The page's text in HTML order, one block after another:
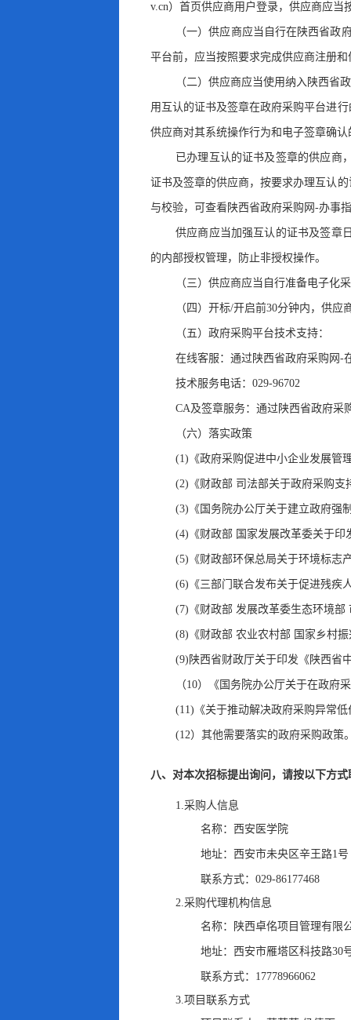
v.cn）首页供应商用户登录，供应商应当
（一）供应商应当自行在陕西省政
平台前， 应当按照要求完成供应商注册
（二）供应商应当使用纳入陕西省
用互认的证书及签章在政府采购平台进
供应商对其系统操作行为和电子签章确
已办理互认的证书及签章的供应商
证书及签章的供应商，按要求办理互认
与校验， 可查看陕西省政府采购网-办事
供应商应当加强互认的证书及签章
的内部授权管理 ， 防止非授权操作。
（三）供应商应当自行准备电子化
（四）开标/开启前30分钟内 ， 供应
（五）政府采购平台技术支持：
在线客服：通过陕西省政府采购网-
技术服务电话：029-96702
CA及签章服务：通过陕西省政府采
（六）落实政策
(1)《政府采购促进中小企业发展管
(2)《财政部 司法部关于政府采购支
(3)《国务院办公厅关于建立政府强
(4)《财政部 国家发展改革委关于印
(5)《财政部环保总局关于环境标志
(6)《三部门联合发布关于促进残疾
(7)《财政部 发展改革委生态环境部
(8)《财政部 农业农村部 国家乡村
(9)陕西省财政厅关于印发《陕西省
（10）《国务院办公厅关于在政府
(11)《关于推动解决政府采购异常
(12）其他需要落实的政府采购政策
八、对本次招标提出询问 ， 请按以下方式
1.采购人信息
名称： 西安医学院
地址： 西安市未央区辛王路1号
联系方式： 029-86177468
2.采购代理机构信息
名称：
陕西卓佲项目管理有限
地址： 西安市雁塔区科技路30
联系方式： 17778966062
3.项目联系方式